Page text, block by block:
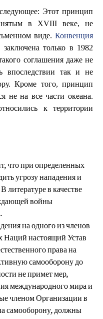
Этот принцип
в XVIII веке, не
виде. Конвенция
только в 1982
соглашения даже не
впоследствии так и не
Кроме того, принцип
не на все части океана.
к территории
что при определенных
угрозу нападения и
литературе в качестве
войны
на одного из членов
настоящий Устав
права на
самооборону до
не примет мер,
международного мира и
членом Организации в
самооборону, должны